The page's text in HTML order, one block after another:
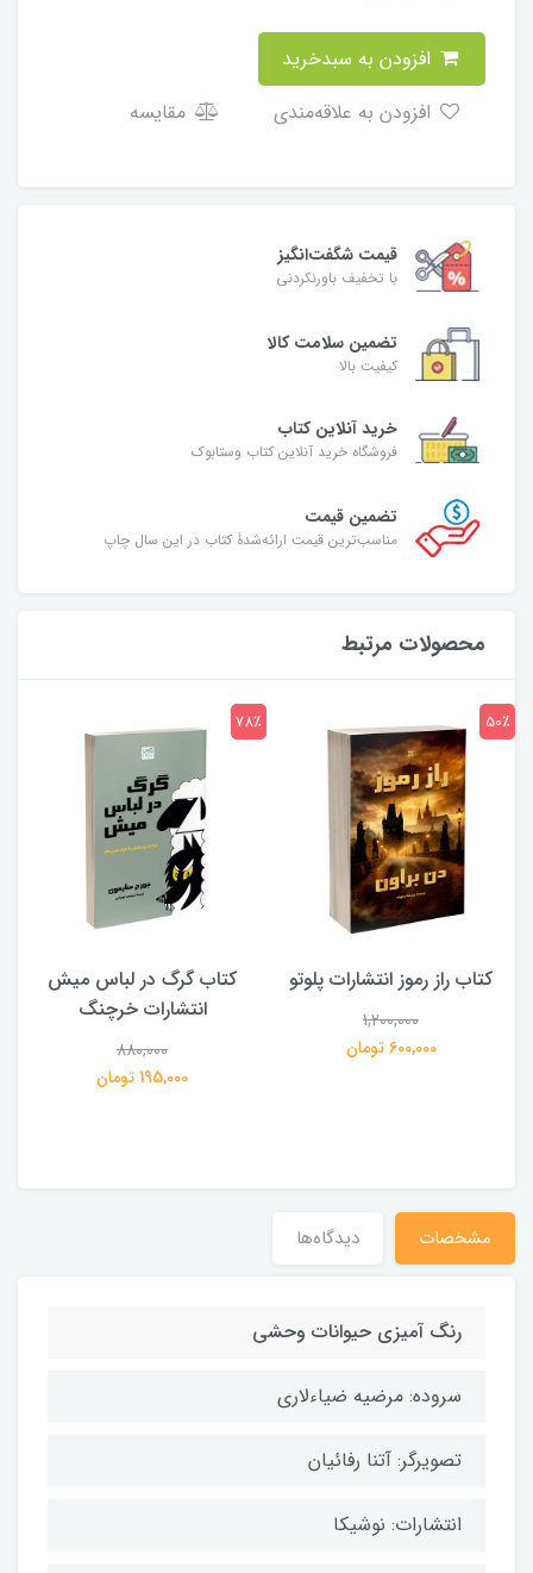
مقایسه
قیمت شگفت‌انگیز
با تخفیف باورنکردنی
تضمین سلامت کالا
کیفیت بالا
خرید آنلاین کتاب
فروشگاه خرید آنلاین کتاب وستابوک
تضمین قیمت
مناسب‌ترین قیمت ارائه‌شدۀ کتاب در این سال چاپ
محصولات مرتبط
کتاب راز رموز انتشارات پلوتو
1,200,000
600,000 تومان
50٪
کتاب گرگ در لباس میش
انتشارات خرچنگ
880,000
195,000 تومان
78٪
مشخصات دیدگاه‌ها
رنگ آمیزی حیوانات وحشی
سروده: مرضیه ضیاءلاری
تصویرگر: آتنا رفائیان
انتشارات: نوشیکا